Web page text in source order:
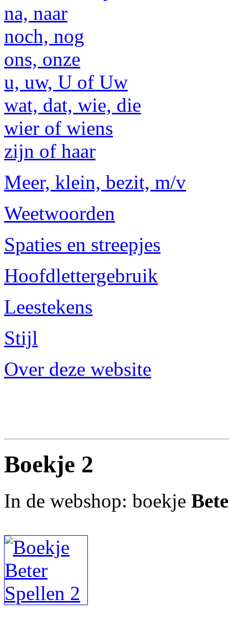
na, naar
noch, nog
ons, onze
u, uw, U of Uw
wat, dat, wie, die
wier of wiens
zijn of haar
Meer, klein, bezit, m/v
Weetwoorden
Spaties en streepjes
Hoofdlettergebruik
Leestekens
Stijl
Over deze website
Boekje 2
In de webshop: boekje